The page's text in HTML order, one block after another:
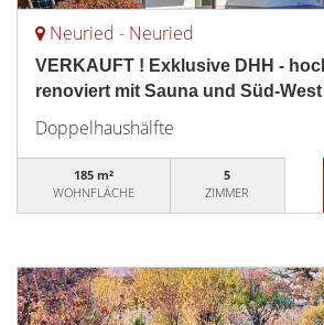
Neuried - Neuried
VERKAUFT ! Exklusive DHH -
renoviert mit Sauna und Süd-West
Doppelhaushälfte
185 m²
WOHNFLÄCHE
5
ZIMMER